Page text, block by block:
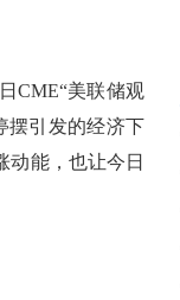
CME“美联储观
摆引发的经济下
动能，也让今日